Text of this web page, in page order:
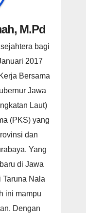
M.Pd
bagi
2017
Bersama
Jawa
Laut)
(PKS) yang
dan
Yang
di Jawa
Taruna Nala
ini mampu
Dengan